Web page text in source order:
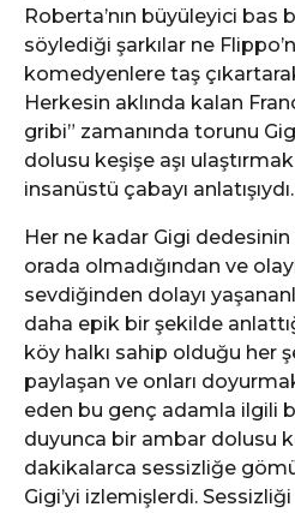
Roberta’nın büyüleyici bas
söylediği şarkılar ne
komedyenlere taş
Herkesin aklında kalan
gribi” zamanında torunu
dolusu keşişe aşı
insanüstü çabayı anlatışıydı.
Her ne kadar Gigi
orada olmadığından ve
sevdiğinden dolayı
daha epik bir şekilde
köy halkı sahip olduğu her
paylaşan ve onları
eden bu genç adamla ilgili
duyunca bir ambar dolusu
dakikalarca sessizliğe
Gigi’yi izlemişlerdi.